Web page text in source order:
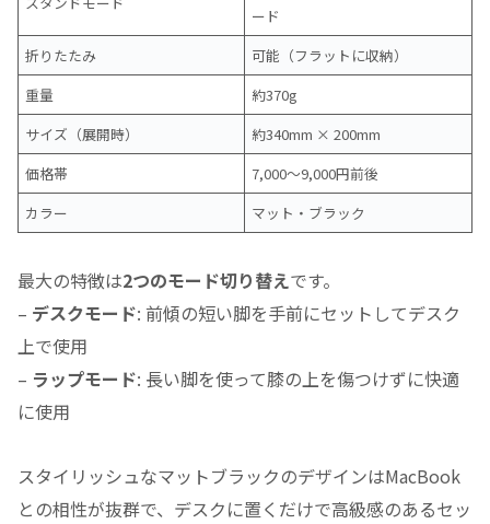
ード
折りたたみ
可能（フラットに収納）
重量
約370g
サイズ（展開時）
約340mm × 200mm
価格帯
7,000〜9,000円前後
カラー
マット・ブラック
最大の特徴は2つのモード切り替えです。
– デスクモード: 前傾の短い脚を手前にセットしてデスク
上で使用
– ラップモード: 長い脚を使って膝の上を傷つけずに快適
に使用
スタイリッシュなマットブラックのデザインはMacBook
との相性が抜群で、デスクに置くだけで高級感のあるセッ